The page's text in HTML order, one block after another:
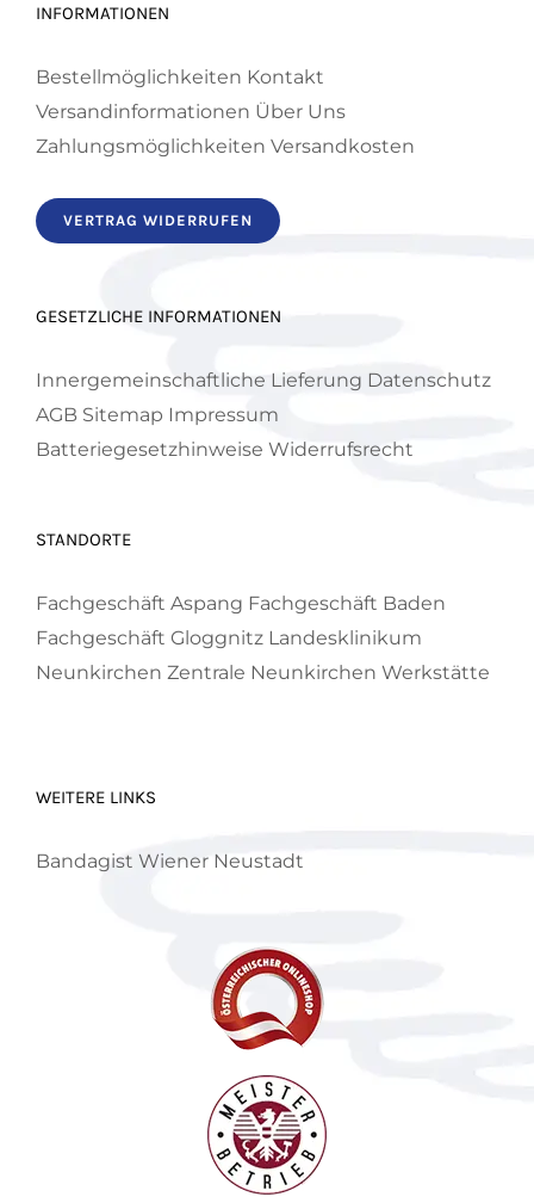
INFORMATIONEN
Bestellmöglichkeiten Kontakt
Versandinformationen Über Uns
Zahlungsmöglichkeiten Versandkosten
VERTRAG WIDERRUFEN
GESETZLICHE INFORMATIONEN
Innergemeinschaftliche Lieferung Datenschutz
AGB Sitemap Impressum
Batteriegesetzhinweise Widerrufsrecht
STANDORTE
Fachgeschäft Aspang Fachgeschäft Baden
Fachgeschäft Gloggnitz Landesklinikum
Neunkirchen Zentrale Neunkirchen Werkstätte
WEITERE LINKS
Bandagist Wiener Neustadt